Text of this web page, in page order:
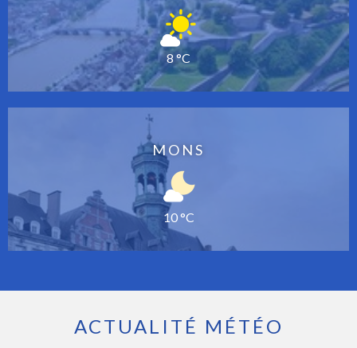
8 °C
MONS
10 °C
ACTUALITÉ MÉTÉO